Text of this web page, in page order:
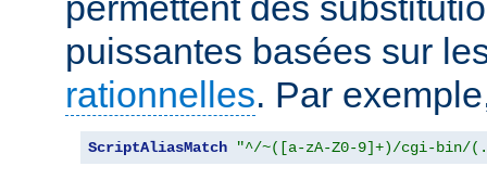
puissantes basées sur
rationnelles. Par
ScriptAliasMatch "^/~([a-zA-Z0-9]+)/cgi-bin/